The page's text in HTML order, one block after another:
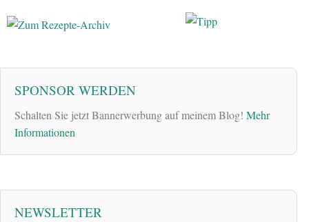
SPONSOR WERDEN
Schalten Sie jetzt Bannerwerbung auf meinem Blog! Mehr
Informationen
NEWSLETTER